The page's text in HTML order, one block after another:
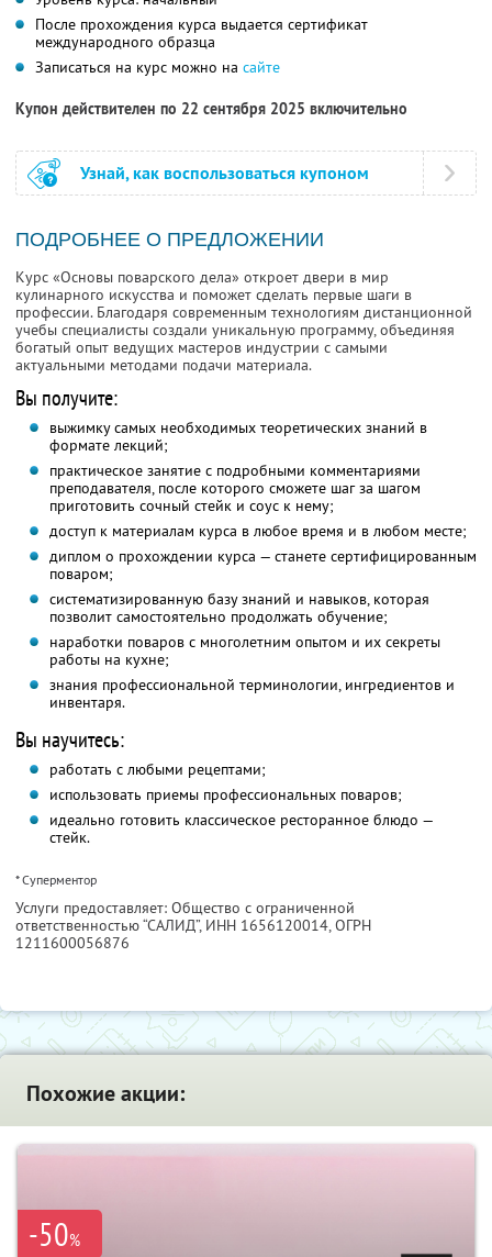
После прохождения курса выдается сертификат
международного образца
Записаться на курс можно на сайте
Купон действителен по 22 сентября 2025 включительно
Узнай, как воспользоваться купоном
ПОДРОБНЕЕ О ПРЕДЛОЖЕНИИ
Курс «Основы поварского дела» откроет двери в мир
кулинарного искусства и поможет сделать первые шаги в
профессии. Благодаря современным технологиям дистанционной
учебы специалисты создали уникальную программу, объединяя
богатый опыт ведущих мастеров индустрии с самыми
актуальными методами подачи материала.
Вы получите:
выжимку самых необходимых теоретических знаний в
формате лекций;
практическое занятие с подробными комментариями
преподавателя, после которого сможете шаг за шагом
приготовить сочный стейк и соус к нему;
доступ к материалам курса в любое время и в любом месте;
диплом о прохождении курса — станете сертифицированным
поваром;
систематизированную базу знаний и навыков, которая
позволит самостоятельно продолжать обучение;
наработки поваров с многолетним опытом и их секреты
работы на кухне;
знания профессиональной терминологии, ингредиентов и
инвентаря.
Вы научитесь:
работать с любыми рецептами;
использовать приемы профессиональных поваров;
идеально готовить классическое ресторанное блюдо —
стейк.
* Суперментор
Услуги предоставляет: Общество с ограниченной
ответственностью “САЛИД”, ИНН 1656120014, ОГРН
1211600056876
Похожие акции:
-50%